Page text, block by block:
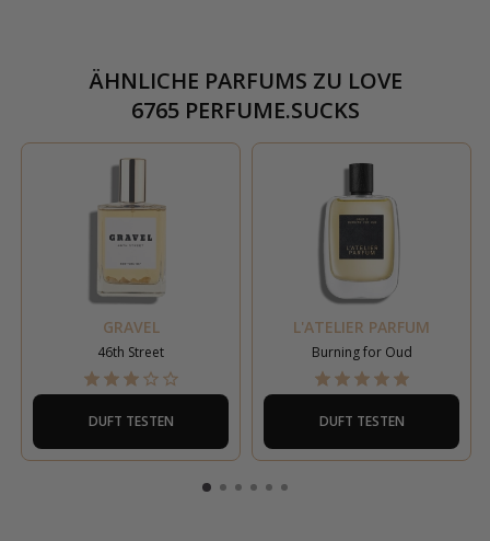
ÄHNLICHE PARFUMS ZU LOVE
6765 PERFUME.SUCKS
GRAVEL
46th Street
DUFT TESTEN
L'ATELIER PARFUM
Burning for Oud
DUFT TESTEN